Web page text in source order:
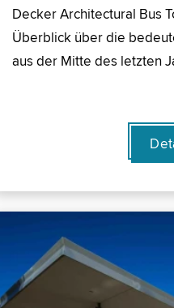
Decker Architectural Bus
Überblick über die
aus der Mitte des letzten